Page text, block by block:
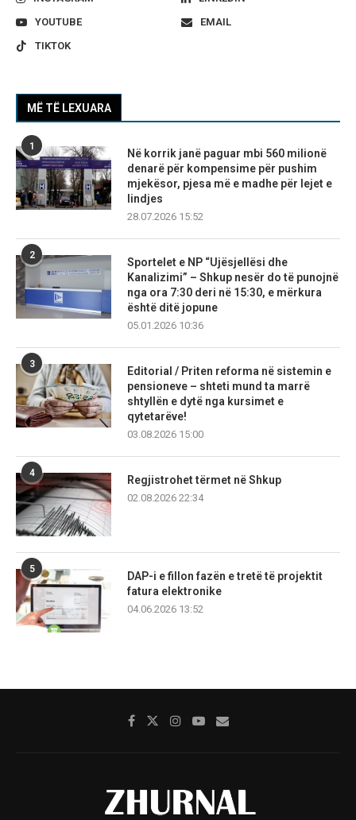
YOUTUBE
EMAIL
TIKTOK
MË TË LEXUARA
1
Në korrik janë paguar mbi 560 milionë
denarë për kompensime për pushim
mjekësor, pjesa më e madhe për lejet e
lindjes
28.07.2026 15:52
2
Sportelet e NP “Ujësjellësi dhe
Kanalizimi” – Shkup nesër do të punojnë
nga ora 7:30 deri në 15:30, e mërkura
është ditë jopune
05.01.2026 10:36
3
Editorial / Priten reforma në sistemin e
pensioneve – shteti mund ta marrë
shtyllën e dytë nga kursimet e
qytetarëve!
03.08.2026 15:00
4
Regjistrohet tërmet në Shkup
02.08.2026 22:34
5
DAP-i e fillon fazën e tretë të projektit
fatura elektronike
04.06.2026 13:52